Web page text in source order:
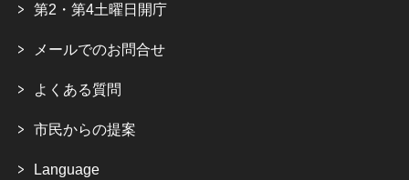
第2・第4土曜日開庁
メールでのお問合せ
よくある質問
市民からの提案
Language